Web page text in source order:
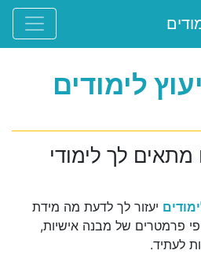
לימודים
לך לימודי
יעזור לך לדעת מה מידת
פרמטרים של מבנה אישיות,
לעתיד.